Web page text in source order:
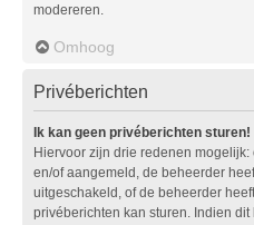
modereren.
Omhoog
Privéberichten
Ik kan geen privéberichten sturen!
Hiervoor zijn drie redenen
en/of aangemeld, de beheerder
uitgeschakeld, of de beheerder
privéberichten kan sturen. Indien